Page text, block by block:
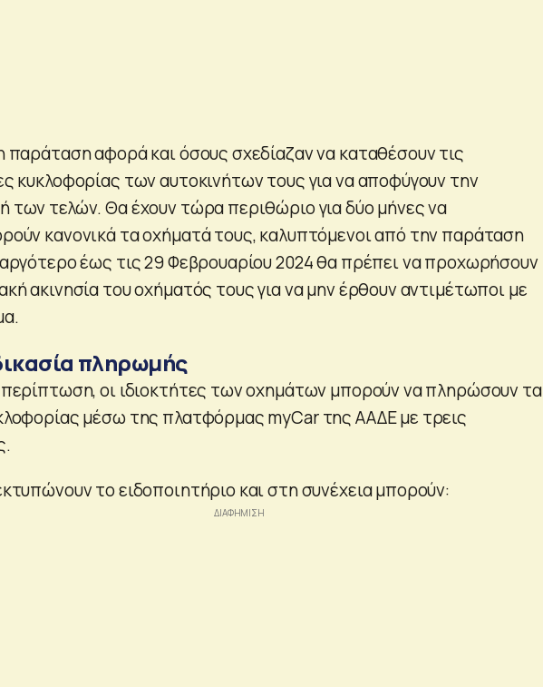
παράταση αφορά και όσους σχεδίαζαν να καταθέσουν τις
κυκλοφορίας των αυτοκινήτων τους για να αποφύγουν την
των τελών. Θα έχουν τώρα περιθώριο για δύο μήνες να
κανονικά τα οχήματά τους, καλυπτόμενοι από την παράταση
έως τις 29 Φεβρουαρίου 2024 θα πρέπει να προχωρήσουν
ακινησία του οχήματός τους για να μην έρθουν αντιμέτωποι με
πληρωμής
οι ιδιοκτήτες των οχημάτων μπορούν να πληρώσουν τα
μέσω της πλατφόρμας myCar της ΑΑΔΕ με τρεις
το ειδοποιητήριο και στη συνέχεια μπορούν: